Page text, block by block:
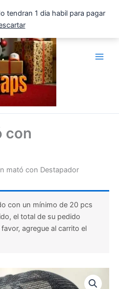
tendran 1 dia habil para pagar
con
mató con Destapador
con un mínimo de 20 pcs
el total de su pedido
agregue al carrito el